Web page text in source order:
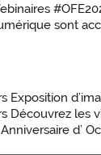
sont
les
d’